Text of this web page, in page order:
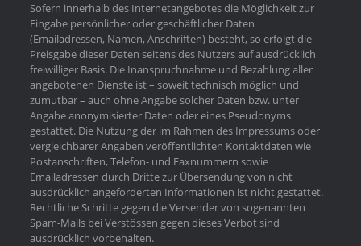
Sofern innerhalb des Internetangebotes die Möglichkeit zur
Eingabe persönlicher oder geschäftlicher Daten
(Emailadressen, Namen, Anschriften) besteht, so erfolgt die
Preisgabe dieser Daten seitens des Nutzers auf ausdrücklich
freiwilliger Basis. Die Inanspruchnahme und Bezahlung aller
angebotenen Dienste ist – soweit technisch möglich und
zumutbar – auch ohne Angabe solcher Daten bzw. unter
Angabe anonymisierter Daten oder eines Pseudonyms
gestattet. Die Nutzung der im Rahmen des Impressums oder
vergleichbarer Angaben veröffentlichten Kontaktdaten wie
Postanschriften, Telefon- und Faxnummern sowie
Emailadressen durch Dritte zur Übersendung von nicht
ausdrücklich angeforderten Informationen ist nicht gestattet.
Rechtliche Schritte gegen die Versender von sogenannten
Spam-Mails bei Verstössen gegen dieses Verbot sind
ausdrücklich vorbehalten.